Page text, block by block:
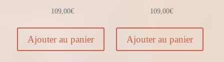
109,00€
Ajouter au panier
109,00€
Ajouter au panier